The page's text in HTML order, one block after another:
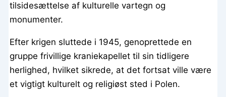
tilsidesættelse af kulturelle vartegn og
monumenter.
Efter krigen sluttede i 1945, genoprettede en
gruppe frivillige kraniekapellet til sin tidligere
herlighed, hvilket sikrede, at det fortsat ville være
et vigtigt kulturelt og religiøst sted i Polen.